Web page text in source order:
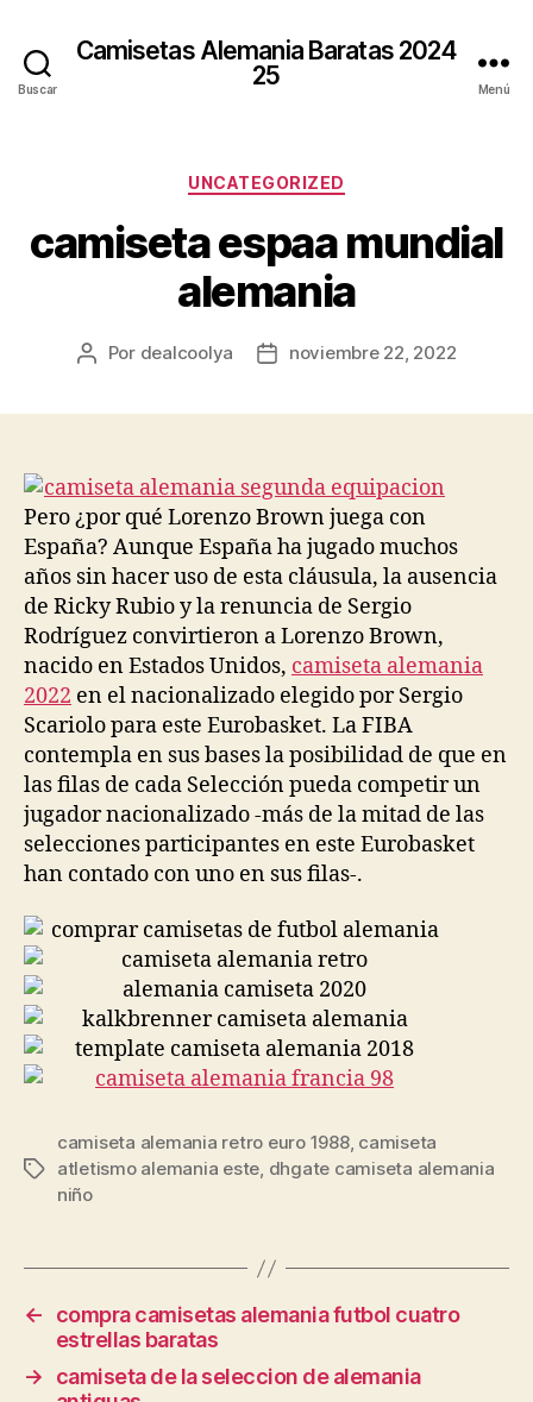
Buscar
Camisetas Alemania Baratas 2024
25
Menú
Categorías
UNCATEGORIZED
camiseta espaa mundial
alemania
Autor
Por dealcoolya
Fechanoviembre 22, 2022
Pero ¿por qué Lorenzo Brown juega con
España? Aunque España ha jugado muchos
años sin hacer uso de esta cláusula, la ausencia
de Ricky Rubio y la renuncia de Sergio
Rodríguez convirtieron a Lorenzo Brown,
nacido en Estados Unidos, camiseta alemania
2022 en el nacionalizado elegido por Sergio
Scariolo para este Eurobasket. La FIBA
contempla en sus bases la posibilidad de que en
las filas de cada Selección pueda competir un
jugador nacionalizado -más de la mitad de las
selecciones participantes en este Eurobasket
han contado con uno en sus filas-.
Etiquetas
camiseta alemania retro euro 1988, camiseta
atletismo alemania este, dhgate camiseta alemania
niño
←
compra camisetas alemania futbol cuatro
estrellas baratas
→
camiseta de la seleccion de alemania